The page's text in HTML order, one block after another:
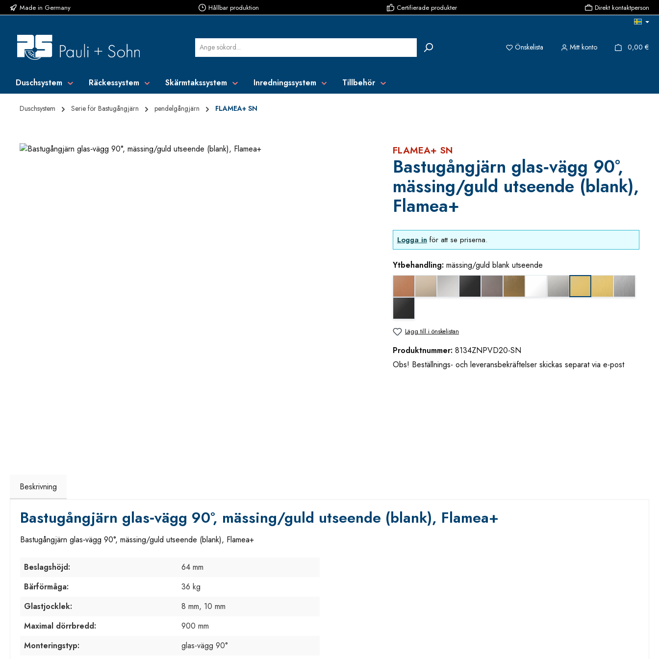
till huvudinnehåll
Hoppa till sökning
Hoppa till huvudnavigering
Made in Germany Hållbar produktion Certifierade produkter Direkt kontaktperson
Önskelista Du har 0 objekt i önskelistan
Mitt konto 0,00 €
Duschsystem Räckessystem Skärmtakssystem Inredningssystem Tillbehör
Duschsystem Serie för Bastugångjärn pendelgångjärn FLAMEA+ SN
Hoppa över bildgalleri FLAMEA+ SN
Bastugångjärn glas‑vägg 90°,
mässing/guld utseende (blank),
Flamea+
Logga in för att se priserna.
Ytbehandling: mässing/guld blank utseende
grafitmetall utseende (borstad)
guldbrons utseende (borstad)
matt vit mattkrom
Lägg till i önskelistan
Produktnummer: 8134ZNPVD20-SN
Obs! Beställnings- och leveransbekräftelser skickas separat via e-post
Beskrivning
Bastugångjärn glas‑vägg 90°, mässing/guld utseende (blank), Flamea+
Bastugångjärn glas‑vägg 90°, mässing/guld utseende (blank), Flamea+
Beslagshöjd:
64 mm
Bärförmåga:
36 kg
Glastjocklek:
8 mm, 10 mm
Maximal dörrbredd:
900 mm
Monteringstyp:
glas-vägg 90°